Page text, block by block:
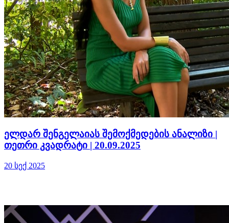
ელდარ შენგელაიას შემოქმედების ანალიზი |
თეთრი კვადრატი | 20.09.2025
20 სექ 2025